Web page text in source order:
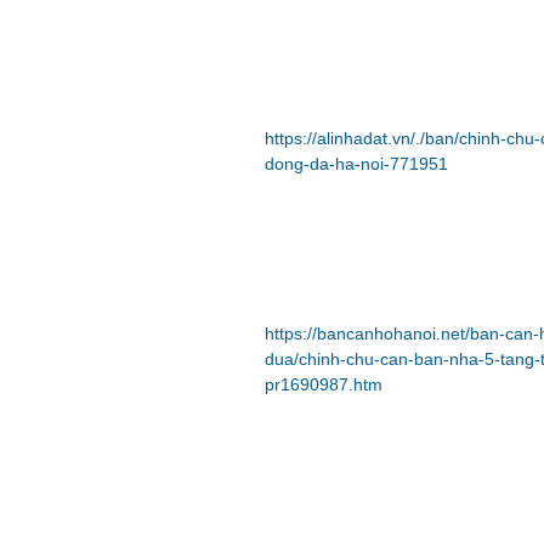
https://alinhadat.vn/./ban/chinh-
dong-da-ha-noi-771951
https://bancanhohanoi.net/ban-
dua/chinh-chu-can-ban-nha-5-
pr1690987.htm